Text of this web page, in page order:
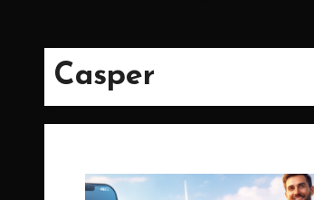
Casper